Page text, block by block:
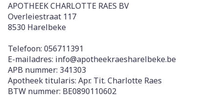
APOTHEEK CHARLOTTE RAES BV
Overleiestraat 117
8530 Harelbeke
Telefoon: 056711391
E-mailadres: info@apotheekraesharelbeke.be
APB nummer: 341303
Apotheek titularis: Apr. Tit. Charlotte Raes
BTW nummer: BE0890110602